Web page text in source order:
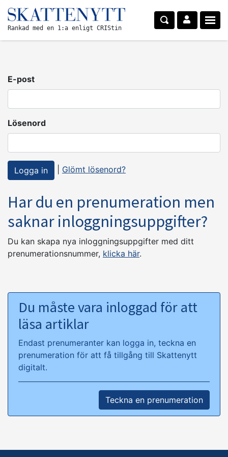
Rankad med en 1:a enligt CRIStin
E-post
Lösenord
Glömt lösenord?
Har du en prenumeration men
saknar inloggningsuppgifter?
Du kan skapa nya inloggningsuppgifter med ditt
prenumerationsnummer, klicka här.
Du måste vara inloggad för att
läsa artiklar
Endast prenumeranter kan logga in, teckna en
prenumeration för att få tillgång till Skattenytt
digitalt.
Teckna en prenumeration